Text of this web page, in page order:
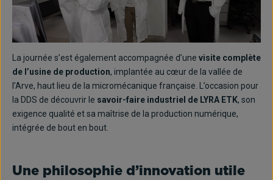
La journée s’est également accompagnée d’une visite complète
de l’usine de production, implantée au cœur de la vallée de
l’Arve, haut lieu de la micromécanique française. L’occasion pour
la DDS de découvrir le savoir-faire industriel de LYRA ETK, son
exigence qualité et sa maîtrise de la production numérique,
intégrée de bout en bout.
Une philosophie d’innovation utile